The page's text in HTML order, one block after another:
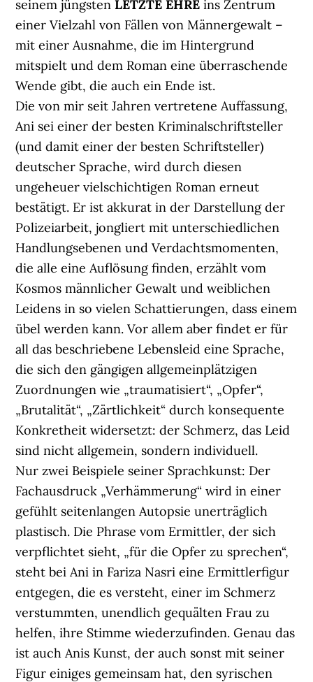
seinem jüngstenLETZTE EHRE ins Zentrum
einer Vielzahl von Fällen von Männergewalt –
mit einer Ausnahme, die im Hintergrund
mitspielt und dem Roman eine überraschende
Wende gibt, die auch ein Ende ist.
Die von mir seit Jahren vertretene Auffassung,
Ani sei einer der besten Kriminalschriftsteller
(und damit einer der besten Schriftsteller)
deutscher Sprache, wird durch diesen
ungeheuer vielschichtigen Roman erneut
bestätigt. Er ist akkurat in der Darstellung der
Polizeiarbeit, jongliert mit unterschiedlichen
Handlungsebenen und Verdachtsmomenten,
die alle eine Auflösung finden, erzählt vom
Kosmos männlicher Gewalt und weiblichen
Leidens in so vielen Schattierungen, dass einem
übel werden kann. Vor allem aber findet er für
all das beschriebene Lebensleid eine Sprache,
die sich den gängigen allgemeinplätzigen
Zuordnungen wie „traumatisiert“, „Opfer“,
„Brutalität“, „Zärtlichkeit“ durch konsequente
Konkretheit widersetzt: der Schmerz, das Leid
sind nicht allgemein, sondern individuell.
Nur zwei Beispiele seiner Sprachkunst: Der
Fachausdruck „Verhämmerung“ wird in einer
gefühlt seitenlangen Autopsie unerträglich
plastisch. Die Phrase vom Ermittler, der sich
verpflichtet sieht, „für die Opfer zu sprechen“,
steht bei Ani in Fariza Nasri eine Ermittlerfigur
entgegen, die es versteht, einer im Schmerz
verstummten, unendlich gequälten Frau zu
helfen, ihre Stimme wiederzufinden. Genau das
ist auch Anis Kunst, der auch sonst mit seiner
Figur einiges gemeinsam hat, den syrischen